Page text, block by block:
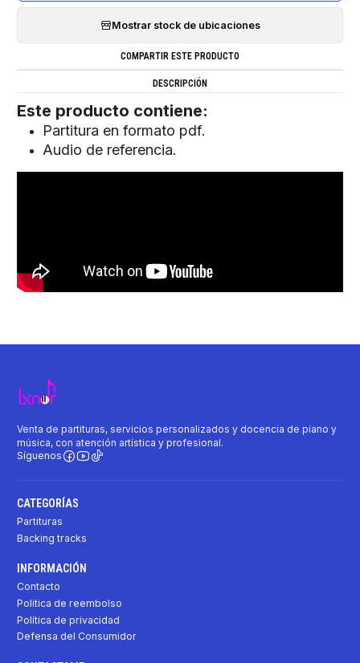
Mostrar stock de ubicaciones
COMPARTIR ESTE PRODUCTO
DESCRIPCIÓN
Este producto contiene:
Partitura en formato pdf.
Audio de referencia.
Venta de partituras, servicios personalizados y docencia de piano y
música, con atención artística y profesional.
Síguenos
CATEGORÍAS
Partituras
Backing tracks
INFORMACIÓN
Contacto
Politica de reembolso
Política de privacidad
Defensa del Consumidor